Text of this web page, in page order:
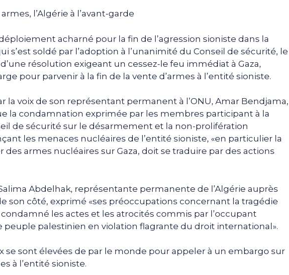
l’Algérie à l’avant-garde
acharné pour la fin de l’agression sioniste dans la
s’est soldé par l’adoption à l’unanimité du Conseil de sécurité, le
résolution exigeant un cessez-le feu immédiat à Gaza,
pour parvenir à la fin de la vente d’armes à l’entité sioniste.
la voix de son représentant permanent à l’ONU, Amar Bendjama,
la condamnation exprimée par les membres participant à la
de sécurité sur le désarmement et la non-prolifération
les menaces nucléaires de l’entité sioniste, «en particulier la
des armes nucléaires sur Gaza, doit se traduire par des actions
Abdelhak, représentante permanente de l’Algérie auprès
son côté, exprimé «ses préoccupations concernant la tragédie
les actes et les atrocités commis par l’occupant
peuple palestinien en violation flagrante du droit international».
se sont élevées de par le monde pour appeler à un embargo sur
à l’entité sioniste.